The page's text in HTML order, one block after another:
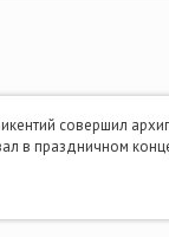
совершил
в праздничном